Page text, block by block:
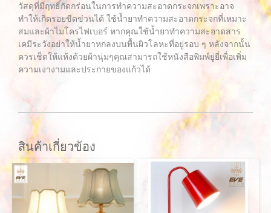
วัสดุที่มีฤทธิ์กัดกร่อนในการทำความสะอาดกระจกเพราะอาจ
ทำให้เกิดรอยขีดข่วนได้ ใช้น้ำยาทำความสะอาดกระจกที่เหมาะ
สมและผ้าไมโครไฟเบอร์ หากคุณใช้น้ำยาทำความสะอาดสาร
เคมีระวังอย่าให้น้ำยาหกลงบนพื้นผิวโลหะที่อยู่รอบ ๆ หลังจากนั้น
ควรเช็ดให้แห้งด้วยผ้านุ่มๆคุณสามารถใช้หนังสือพิมพ์ยู่ยี่เพื่อเพิ่ม
ความเงางามและประกายของแก้วได้
สินค้าเกี่ยวข้อง